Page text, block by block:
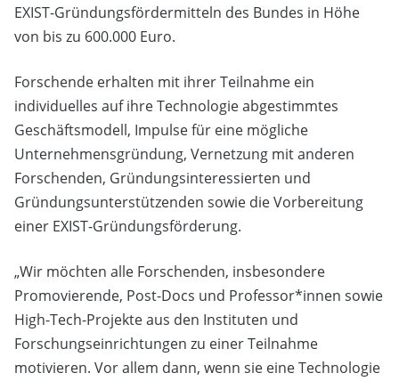
EXIST-Gründungsfördermitteln des Bundes in Höhe
von bis zu 600.000 Euro.
Forschende erhalten mit ihrer Teilnahme ein
individuelles auf ihre Technologie abgestimmtes
Geschäftsmodell, Impulse für eine mögliche
Unternehmensgründung, Vernetzung mit anderen
Forschenden, Gründungsinteressierten und
Gründungsunterstützenden sowie die Vorbereitung
einer EXIST-Gründungsförderung.
„Wir möchten alle Forschenden, insbesondere
Promovierende, Post-Docs und Professor*innen sowie
High-Tech-Projekte aus den Instituten und
Forschungseinrichtungen zu einer Teilnahme
motivieren. Vor allem dann, wenn sie eine Technologie